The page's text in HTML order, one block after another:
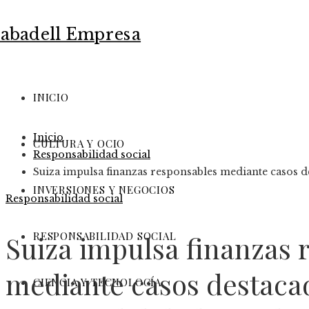
INICIO
CULTURA Y OCIO
INVERSIONES Y NEGOCIOS
RESPONSABILIDAD SOCIAL
CIENCIA Y TECNOLOGÍA
Inicio
Responsabilidad social
Suiza impulsa finanzas responsables mediante
Responsabilidad social
Suiza impulsa finanzas
mediante casos